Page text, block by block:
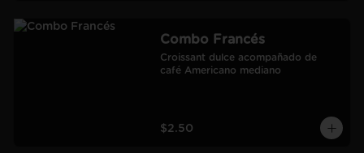
Combo Francés
Croissant dulce acompañado de
café Americano mediano
$2.50